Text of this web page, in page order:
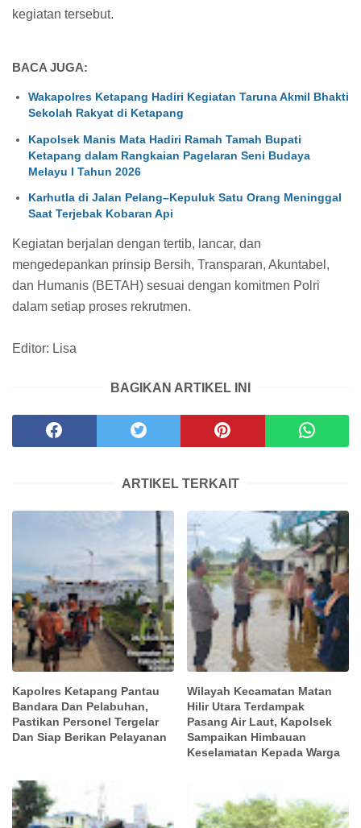
kegiatan tersebut.
BACA JUGA:
Wakapolres Ketapang Hadiri Kegiatan Taruna Akmil Bhakti
Sekolah Rakyat di Ketapang
Kapolsek Manis Mata Hadiri Ramah Tamah Bupati
Ketapang dalam Rangkaian Pagelaran Seni Budaya
Melayu I Tahun 2026
Karhutla di Jalan Pelang–Kepuluk Satu Orang Meninggal
Saat Terjebak Kobaran Api
Kegiatan berjalan dengan tertib, lancar, dan
mengedepankan prinsip Bersih, Transparan, Akuntabel,
dan Humanis (BETAH) sesuai dengan komitmen Polri
dalam setiap proses rekrutmen.
Editor: Lisa
BAGIKAN ARTIKEL INI
ARTIKEL TERKAIT
Kapolres Ketapang Pantau
Bandara Dan Pelabuhan,
Pastikan Personel Tergelar
Dan Siap Berikan Pelayanan
Wilayah Kecamatan Matan
Hilir Utara Terdampak
Pasang Air Laut, Kapolsek
Sampaikan Himbauan
Keselamatan Kepada Warga